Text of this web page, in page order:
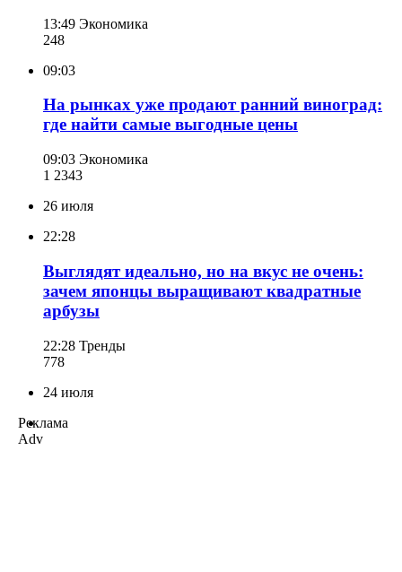
13:49 Экономика
248
09:03
На рынках уже продают ранний виноград:
где найти самые выгодные цены
09:03 Экономика
1 2343
26 июля
22:28
Выглядят идеально, но на вкус не очень:
зачем японцы выращивают квадратные
арбузы
22:28 Тренды
778
24 июля
Реклама
Adv